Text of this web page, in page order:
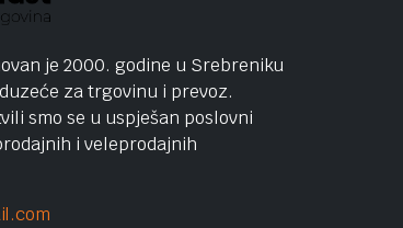
je 2000. godine u Srebreniku
za trgovinu i prevoz.
smo se u uspješan poslovni
i veleprodajnih